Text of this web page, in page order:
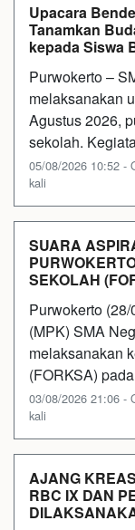
Upacara
Tanamkan
kepada Siswa
Purwokerto –
melaksanakan
Agustus 2026,
sekolah.
05/08/2026 10:52 -
kali
SUARA
SEKOLAH
Purwokerto
(MPK) SMA
melaksanakan
(FORKSA)
03/08/2026 21:06 -
kali
AJANG
RBC IX DAN